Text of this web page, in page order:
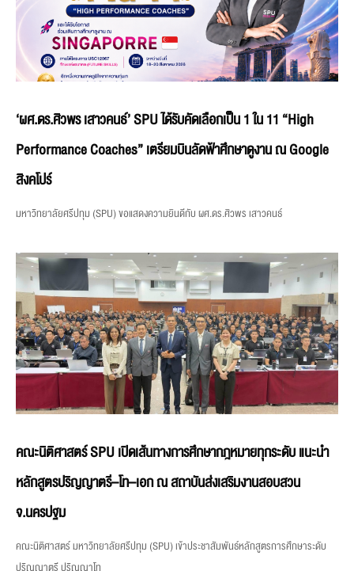
‘ผศ.ดร.ศิวพร เสาวคนธ์’ SPU ได้รับคัดเลือกเป็น 1 ใน 11 “High
Performance Coaches” เตรียมบินลัดฟ้าศึกษาดูงาน ณ Google
สิงคโปร์
มหาวิทยาลัยศรีปทุม (SPU) ขอแสดงความยินดีกับ ผศ.ดร.ศิวพร เสาวคนธ์
คณะนิติศาสตร์ SPU เปิดเส้นทางการศึกษากฎหมายทุกระดับ แนะนำ
หลักสูตรปริญญาตรี–โท–เอก ณ สถาบันส่งเสริมงานสอบสวน
จ.นครปฐม
คณะนิติศาสตร์ มหาวิทยาลัยศรีปทุม (SPU) เข้าประชาสัมพันธ์หลักสูตรการศึกษาระดับ